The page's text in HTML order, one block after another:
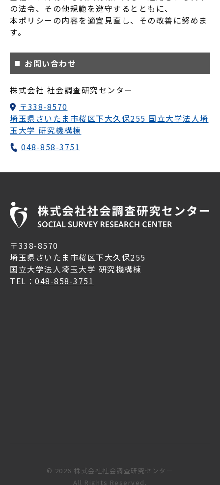
の法令、その他規範を遵守するとともに、
本ポリシーの内容を適宜見直し、その改善に努めま
す。
お問い合わせ
株式会社 社会調査研究センター
〒338-8570
埼玉県さいたま市桜区下大久保255 国立大学法人埼
玉大学 研究機構棟
048-858-3751
〒338-8570
埼玉県さいたま市桜区下大久保255
国立大学法人埼玉大学 研究機構棟
TEL： 048-858-3751
© 2026 株式会社社会調査研究センター
All Rights Reserved.